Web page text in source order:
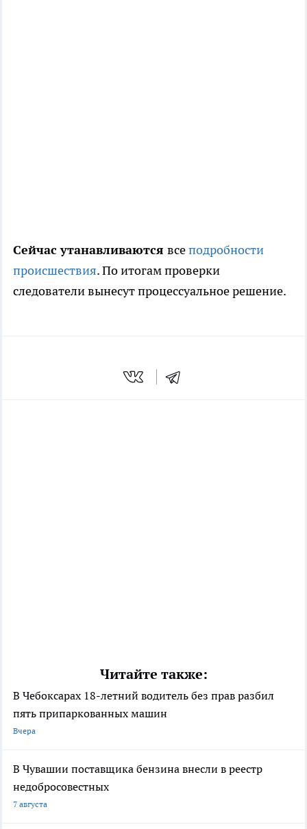
Сейчас утанавливаются всеподробности
происшествия. По итогам проверки
следователи вынесут процессуальное решение.
Читайте также:
В Чебоксарах 18-летний водитель без прав разбил
пять припаркованных машин
Вчера
В Чувашии поставщика бензина внесли в реестр
недобросовестных
7 августа